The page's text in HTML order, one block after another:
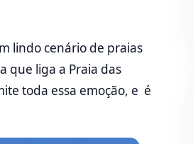
lindo cenário de praias
que liga a Praia das
toda essa emoção, e é